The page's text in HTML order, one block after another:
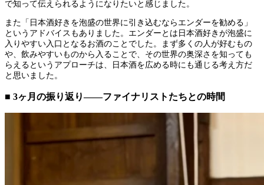
で知って伝えられるようになりたいと感じました。
また「日本酒好きを泡盛の世界に引き込むならエンダーを勧める」
というアドバイスもありました。エンダーとは日本酒好きが泡盛に
入りやすい入口となるお酒のことでした。まず多くの人が好むもの
や、飲みやすいものから入ることで、その世界の奥深さを知っても
らえるというアプローチは、日本酒を広める時にも通じる考え方だ
と思いました。
■ 3ヶ月の振り返り——ファイナリストたちとの時間